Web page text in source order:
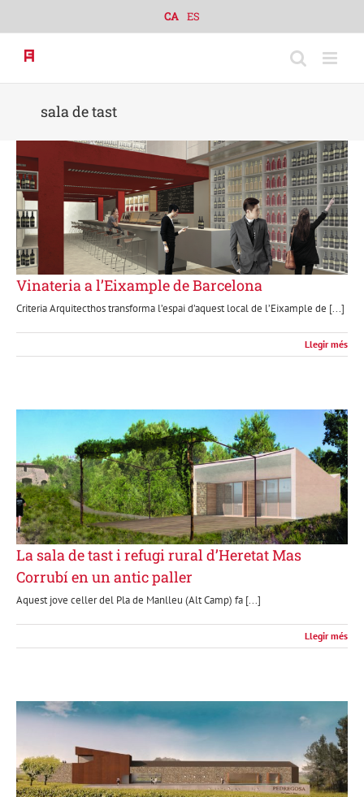
content
CA ES
sala de tast
Vinateria a l’Eixample de Barcelona
Criteria Arquitecthos transforma l’espai d’aquest local de l’Eixample de [...]
Llegir més
La sala de tast i refugi rural d’Heretat Mas
Corrubí en un antic paller
Aquest jove celler del Pla de Manlleu (Alt Camp) fa [...]
Llegir més